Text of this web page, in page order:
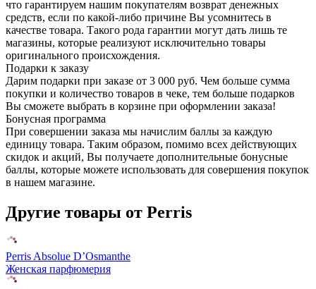
что гарантируем нашим покупателям возврат денежных
средств, если по какой-либо причине Вы усомнитесь в
качестве товара. Такого рода гарантии могут дать лишь те
магазины, которые реализуют исключительно товары
оригинального происхождения.
Подарки к заказу
Дарим подарки при заказе от 3 000 руб. Чем больше сумма
покупки и количество товаров в чеке, тем больше подарков
Вы сможете выбрать в корзине при оформлении заказа!
Бонусная программа
При совершении заказа мы начислим баллы за каждую
единицу товара. Таким образом, помимо всех действующих
скидок и акций, Вы получаете дополнительные бонусные
баллы, которые можете использовать для совершения покупок
в нашем магазине.
Другие товары от Perris
Perris Absolue D’Osmanthe
Женская парфюмерия